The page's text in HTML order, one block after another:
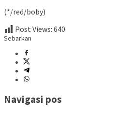
(*/red/boby)
Post Views: 640
Sebarkan
Navigasi pos